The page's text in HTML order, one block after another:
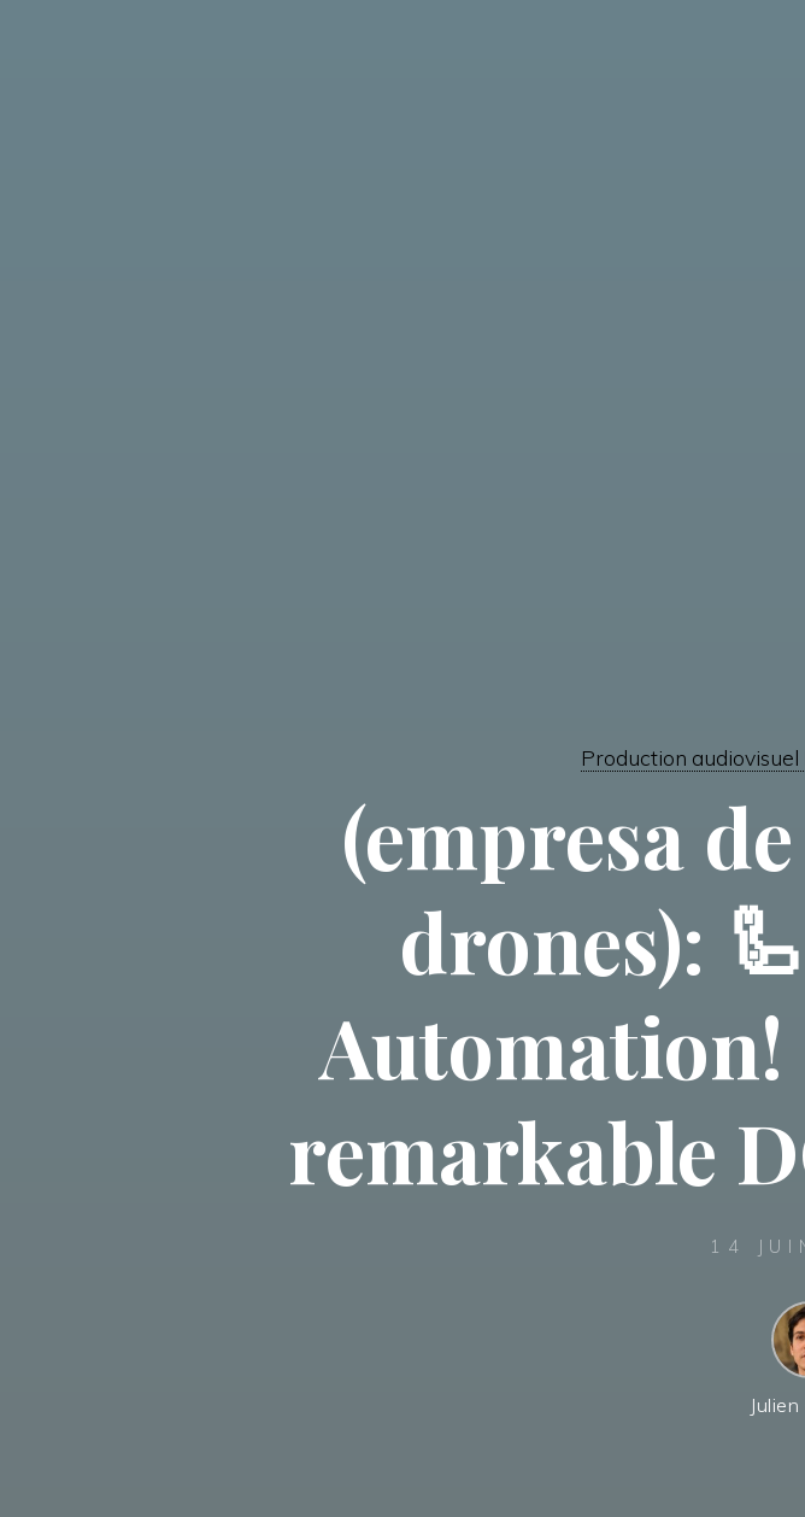
Production
(empresa
drones):
Automation!
remarkable
14